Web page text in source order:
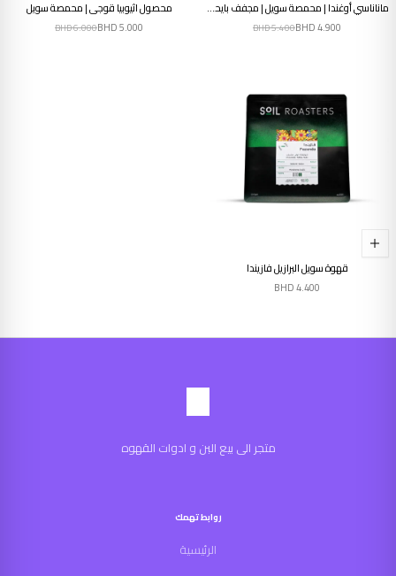
ماناناسي أوغندا | محمصة سويل | مجفف بايحاء الفواكه
BHD4.900
BHD5.400
محصول اثيوبيا قوجي | محمصة سويل
BHD5.000
BHD6.000
قهوة سويل البرازيل فازيندا
BHD4.400
متجر الى بيع البن و ادوات القهوه
روابط تهمك
الرئيسية